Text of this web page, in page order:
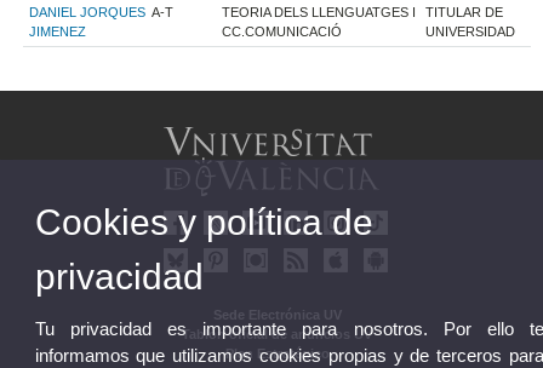
DANIEL JORQUES
JIMENEZ
A-T
TEORIA DELS LLENGUATGES I
CC.COMUNICACIÓ
TITULAR DE
UNIVERSIDAD
Sede Electrónica UV
Tablón oficial de anuncios UV
Plan Estratégico
Cookies y política de
privacidad
Tu privacidad es importante para nosotros. Por ello
informamos que utilizamos cookies propias y de terceros